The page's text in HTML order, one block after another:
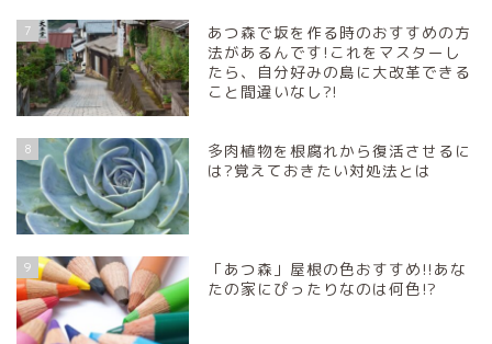
7
あつ森で坂を作る時のおすすめの方
法があるんです!これをマスターし
たら、自分好みの島に大改革できる
こと間違いなし?!
8
多肉植物を根腐れから復活させるに
は?覚えておきたい対処法とは
9
「あつ森」屋根の色おすすめ!!あな
たの家にぴったりなのは何色!?